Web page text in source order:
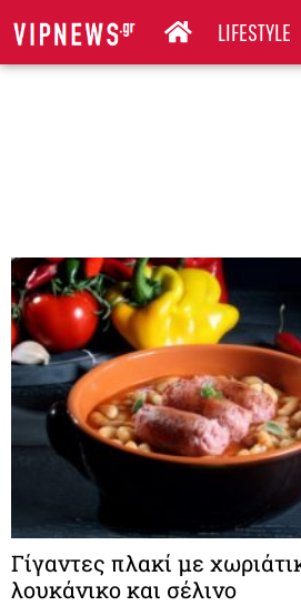
LIFESTYLE
Γίγαντες πλακί με
λουκάνικο και σέλινο